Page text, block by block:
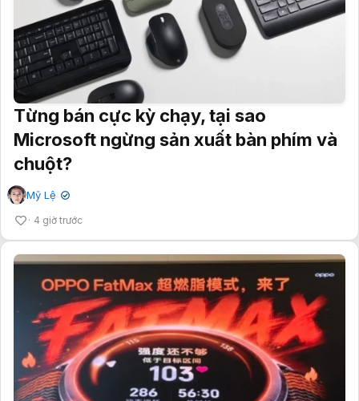
Từng bán cực kỳ chạy, tại sao
Microsoft ngừng sản xuất bàn phím và
chuột?
Mỹ Lệ ✔
4 giờ trước